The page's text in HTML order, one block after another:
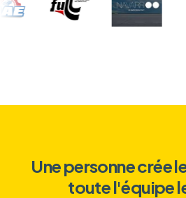
Une personne crée
toute l'équipe